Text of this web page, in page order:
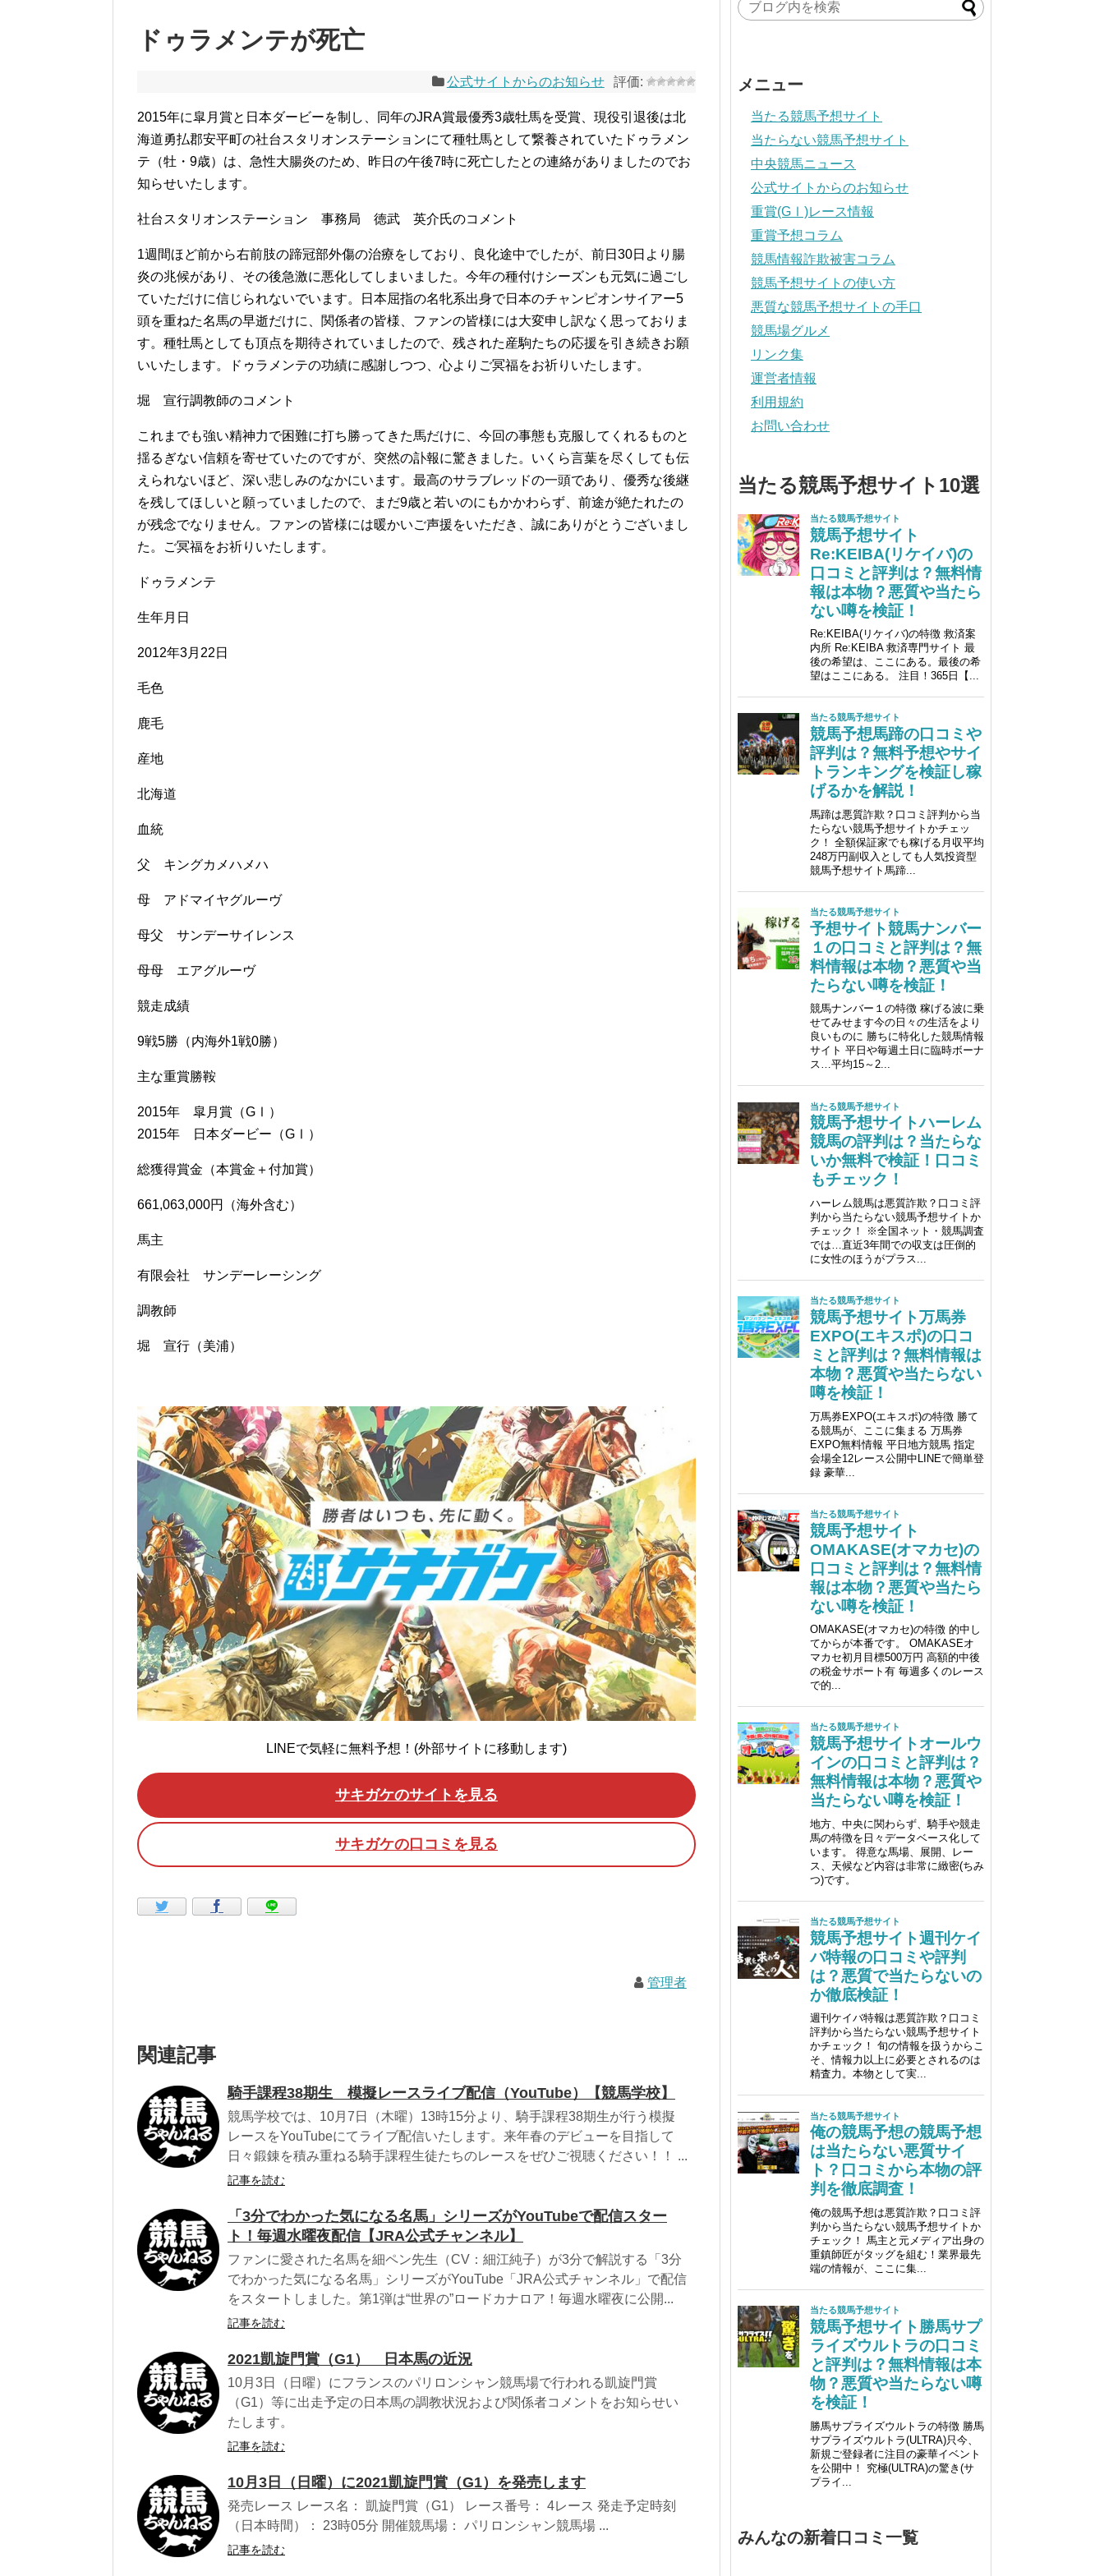
ドゥラメンテが死亡
公式サイトからのお知らせ
2015年に皐月賞と日本ダービーを制し、同年のJRA賞最優秀3歳牡馬を受賞、現役引退後は北
海道勇払郡安平町の社台スタリオンステーションにて種牡馬として繋養されていたドゥラメン
テ（牡・9歳）は、急性大腸炎のため、昨日の午後7時に死亡したとの連絡がありましたのでお
知らせいたします。
社台スタリオンステーション 事務局 徳武 英介氏のコメント
1週間ほど前から右前肢の蹄冠部外傷の治療をしており、良化途中でしたが、前日30日より腸
炎の兆候があり、その後急激に悪化してしまいました。今年の種付けシーズンも元気に過ごし
ていただけに信じられないでいます。日本屈指の名牝系出身で日本のチャンピオンサイアー5
頭を重ねた名馬の早逝だけに、関係者の皆様、ファンの皆様には大変申し訳なく思っておりま
す。種牡馬としても頂点を期待されていましたので、残された産駒たちの応援を引き続きお願
いいたします。ドゥラメンテの功績に感謝しつつ、心よりご冥福をお祈りいたします。
堀 宣行調教師のコメント
これまでも強い精神力で困難に打ち勝ってきた馬だけに、今回の事態も克服してくれるものと
揺るぎない信頼を寄せていたのですが、突然の訃報に驚きました。いくら言葉を尽くしても伝
えられないほど、深い悲しみのなかにいます。最高のサラブレッドの一頭であり、優秀な後継
を残してほしいと願っていましたので、まだ9歳と若いのにもかかわらず、前途が絶たれたの
が残念でなりません。ファンの皆様には暖かいご声援をいただき、誠にありがとうございまし
た。ご冥福をお祈りいたします。
ドゥラメンテ
生年月日
2012年3月22日
毛色
鹿毛
産地
北海道
血統
父 キングカメハメハ
母 アドマイヤグルーヴ
母父 サンデーサイレンス
母母 エアグルーヴ
競走成績
9戦5勝（内海外1戦0勝）
主な重賞勝鞍
2015年 皐月賞（GⅠ）
2015年 日本ダービー（GⅠ）
総獲得賞金（本賞金＋付加賞）
661,063,000円（海外含む）
馬主
有限会社 サンデーレーシング
調教師
堀 宣行（美浦）
LINEで気軽に無料予想！(外部サイトに移動します)
サキガケのサイトを見る
サキガケの口コミを見る
管理者
関連記事
騎手課程38期生 模擬レースライブ配信（YouTube）【競馬学校】
競馬学校では、10月7日（木曜）13時15分より、騎手課程38期生が行う模擬
レースをYouTubeにてライブ配信いたします。来年春のデビューを目指して
日々鍛錬を積み重ねる騎手課程生徒たちのレースをぜひご視聴ください！！ ...
記事を読む
「3分でわかった気になる名馬」シリーズがYouTubeで配信スター
ト！毎週水曜夜配信【JRA公式チャンネル】
ファンに愛された名馬を細ペン先生（CV：細江純子）が3分で解説する「3分
でわかった気になる名馬」シリーズがYouTube「JRA公式チャンネル」で配信
をスタートしました。第1弾は“世界の”ロードカナロア！毎週水曜夜に公開...
記事を読む
2021凱旋門賞（G1） 日本馬の近況
10月3日（日曜）にフランスのパリロンシャン競馬場で行われる凱旋門賞
（G1）等に出走予定の日本馬の調教状況および関係者コメントをお知らせい
たします。
記事を読む
10月3日（日曜）に2021凱旋門賞（G1）を発売します
発売レース レース名： 凱旋門賞（G1） レース番号： 4レース 発走予定時刻
（日本時間）： 23時05分 開催競馬場： パリロンシャン競馬場 ...
記事を読む
メニュー
当たる競馬予想サイト
当たらない競馬予想サイト
中央競馬ニュース
公式サイトからのお知らせ
重賞(GⅠ)レース情報
重賞予想コラム
競馬情報詐欺被害コラム
競馬予想サイトの使い方
悪質な競馬予想サイトの手口
競馬場グルメ
リンク集
運営者情報
利用規約
お問い合わせ
当たる競馬予想サイト10選
みんなの新着口コミ一覧